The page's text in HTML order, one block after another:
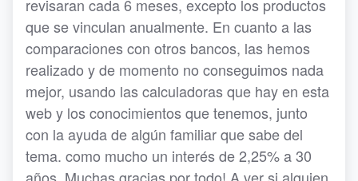
revisaran cada 6 meses, excepto los productos
que se vinculan anualmente. En cuanto a las
comparaciones con otros bancos, las hemos
realizado y de momento no conseguimos nada
mejor, usando las calculadoras que hay en esta
web y los conocimientos que tenemos, junto
con la ayuda de algún familiar que sabe del
tema. como mucho un interés de 2,25% a 30